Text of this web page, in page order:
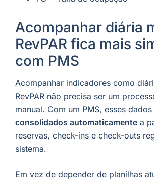
Acompanhar diária
RevPAR fica mais
com PMS
Acompanhar indicadores como
RevPAR não precisa ser um
manual. Com um PMS, esses dados
consolidados automaticamente a
reservas, check-ins e check-outs
sistema.
Em vez de depender de planilhas